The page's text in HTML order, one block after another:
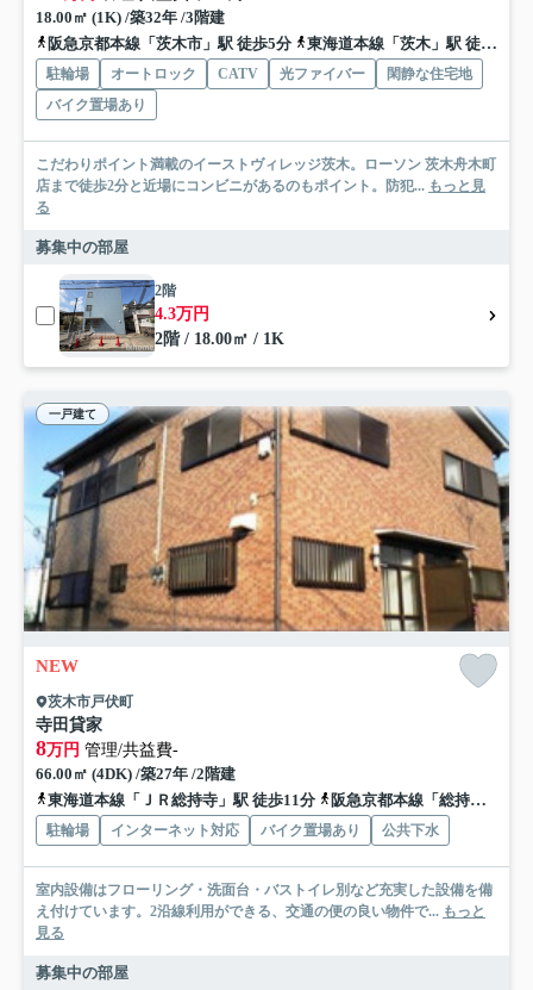
18.00㎡ (1K) /築32年 /3階建
阪急京都本線「茨木市」駅 徒歩5分
東海道本線「茨木」駅 徒歩20分
駐輪場 オートロック CATV 光ファイバー
閑静な住宅地
バイク置場あり
こだわりポイント満載のイーストヴィレッジ茨木。ローソン 茨木舟木町
店まで徒歩2分と近場にコンビニがあるのもポイント。防犯... もっと見
る
募集中の部屋
2階
4.3万円
2階 / 18.00㎡ / 1K
一戸建て
NEW
茨木市戸伏町
寺田貸家
8万円 管理/共益費-
66.00㎡ (4DK) /築27年 /2階建
東海道本線「ＪＲ総持寺」駅 徒歩11分
阪急京都本線「総持寺」駅 徒歩12分
駐輪場 インターネット対応 バイク置場あり 公共下水
室内設備はフローリング・洗面台・バストイレ別など充実した設備を備
え付けています。2沿線利用ができる、交通の便の良い物件で... もっと
見る
募集中の部屋